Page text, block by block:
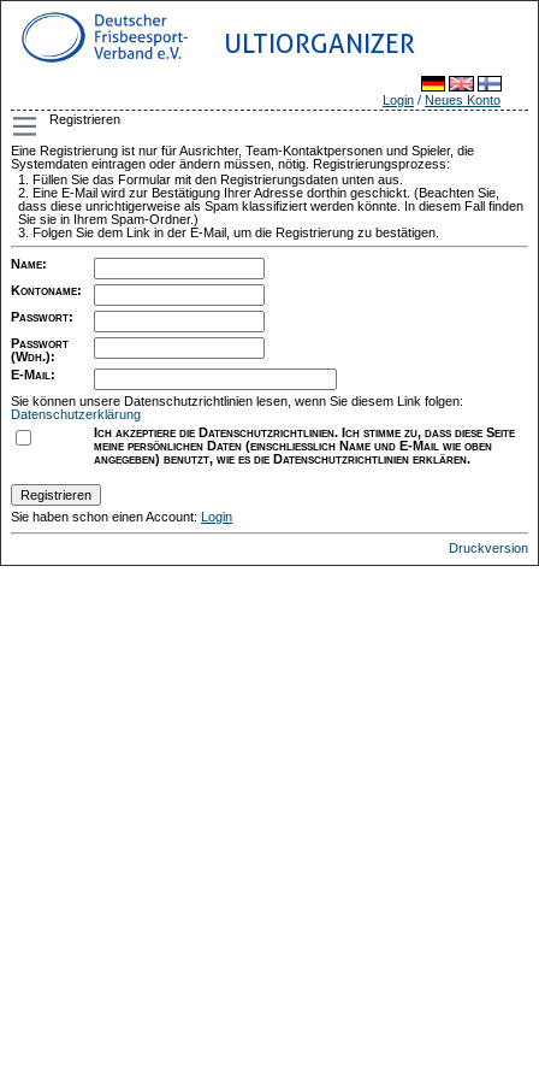
ULTIORGANIZER
Login / Neues Konto
Registrieren
Eine Registrierung ist nur für Ausrichter, Team-Kontaktpersonen und Spieler, die
Systemdaten eintragen oder ändern müssen, nötig. Registrierungsprozess:
Füllen Sie das Formular mit den Registrierungsdaten unten aus.
Eine E-Mail wird zur Bestätigung Ihrer Adresse dorthin geschickt. (Beachten Sie,
dass diese unrichtigerweise als Spam klassifiziert werden könnte. In diesem Fall finden
Sie sie in Ihrem Spam-Ordner.)
Folgen Sie dem Link in der E-Mail, um die Registrierung zu bestätigen.
Name:
Kontoname:
Passwort:
Passwort
(Wdh.):
E-Mail :
Sie können unsere Datenschutzrichtlinien lesen, wenn Sie diesem Link folgen:
Datenschutzerklärung
Ich akzeptiere die Datenschutzrichtlinien. Ich stimme zu, dass diese Seite
meine persönlichen Daten (einschließlich Name und E-Mail wie oben
angegeben) benutzt, wie es die Datenschutzrichtlinien erklären.
Sie haben schon einen Account: Login
Druckversion